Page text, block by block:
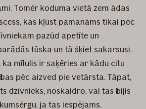
Tomēr koduma vietā zem ādas
kas kļūst pamanāms tikai pēc
pazūd apetīte un
tūska un tā šķiet sakarsusi.
ka mīlulis ir saķēries ar kādu citu
pēc aizved pie vetārsta. Tāpat,
dzīvnieks, noskaidro, vai tas bijis
ja tas iespējams.